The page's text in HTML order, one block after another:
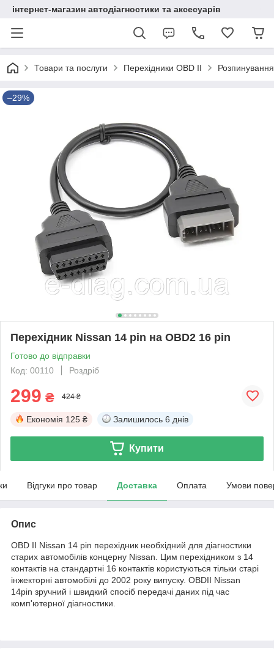
інтернет-магазин автодіагностики та аксесуарів
Товари та послуги Перехідники OBD II
–29%
Перехідник Nissan 14 pin на OBD2 16 pin
Готово до відправки
Код: 00110
Роздріб
299 ₴ 424 ₴
Економія 125 ₴ Залишилось 6 днів
Купити
Відгуки про товар Доставка Оплата Умови
Опис
OBD II Nissan 14 pin перехідник необхідний для діагностики
старих автомобілів концерну Nissan. Цим перехідником з 14
контактів на стандартні 16 контактів користуються тільки старі
інжекторні автомобілі до 2002 року випуску. OBDII Nissan
14pin зручний і швидкий спосіб передачі даних під час
комп'ютерної діагностики.